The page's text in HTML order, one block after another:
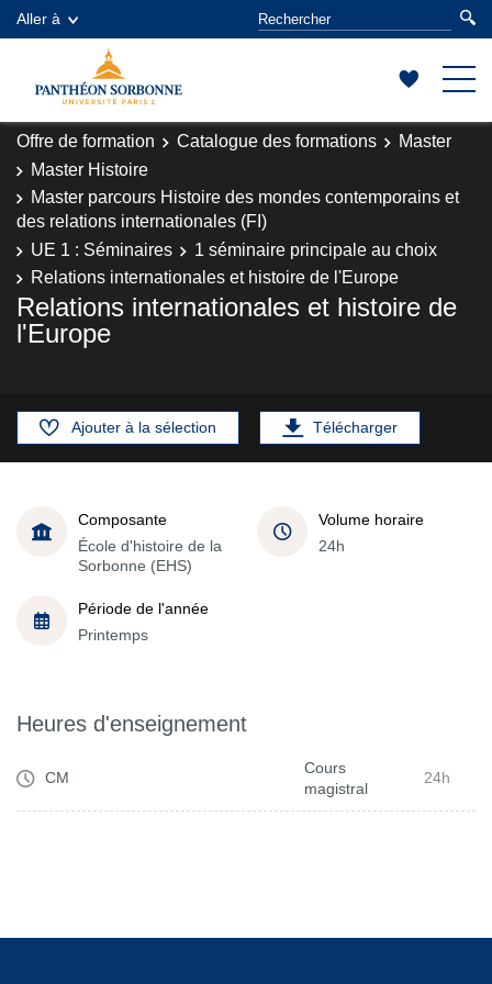
Aller à
Offre de formation Catalogue des formations
Master
Master Histoire
Master parcours Histoire des mondes contemporains et
des relations internationales (FI)
UE 1 : Séminaires
1 séminaire principale au choix
Relations internationales et histoire de l'Europe
Relations internationales et histoire de
l'Europe
Ajouter à la sélection Télécharger
Composante
École d'histoire de la
Sorbonne (EHS)
Volume horaire
24h
Période de l'année
Printemps
Heures d'enseignement
CM
Cours
magistral
24h